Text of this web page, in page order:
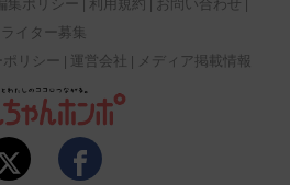
集ポリシー 利用規約
お問い合わせ
ライター募集
ポリシー 運営会社 メディア掲載情報